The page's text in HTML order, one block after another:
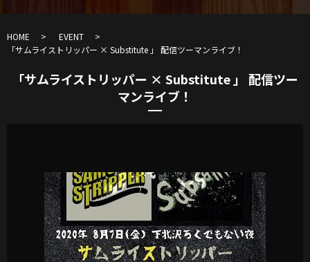
HOME
EVENT
「サムライストリッパー × Substitute 」 配信ツーマンライブ！
「サムライストリッパー × Substitute 」 配信ツー
マンライブ！